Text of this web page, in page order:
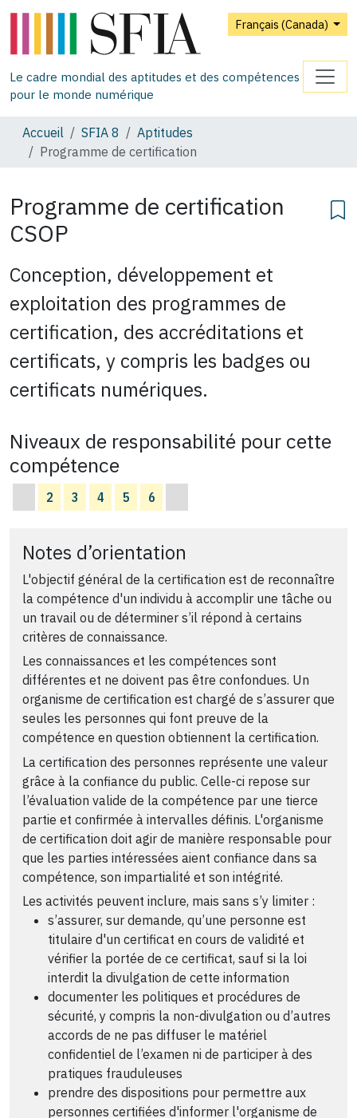
Français (Canada)
Le cadre mondial des aptitudes et des compétences
pour le monde numérique
Accueil SFIA 8
Aptitudes
Programme de certification
Programme de certification
CSOP
Conception, développement et
exploitation des programmes de
certification, des accréditations et
certificats, y compris les badges ou
certificats numériques.
Niveaux de responsabilité pour cette
compétence
2 3 4 5 6
Notes d’orientation
L'objectif général de la certification est de reconnaître
la compétence d'un individu à accomplir une tâche ou
un travail ou de déterminer s’il répond à certains
critères de connaissance.
Les connaissances et les compétences sont
différentes et ne doivent pas être confondues. Un
organisme de certification est chargé de s’assurer que
seules les personnes qui font preuve de la
compétence en question obtiennent la certification.
La certification des personnes représente une valeur
grâce à la confiance du public. Celle-ci repose sur
l’évaluation valide de la compétence par une tierce
partie et confirmée à intervalles définis. L'organisme
de certification doit agir de manière responsable pour
que les parties intéressées aient confiance dans sa
compétence, son impartialité et son intégrité.
Les activités peuvent inclure, mais sans s’y limiter :
s’assurer, sur demande, qu’une personne est
titulaire d'un certificat en cours de validité et
vérifier la portée de ce certificat, sauf si la loi
interdit la divulgation de cette information
documenter les politiques et procédures de
sécurité, y compris la non-divulgation ou d’autres
accords de ne pas diffuser le matériel
confidentiel de l’examen ni de participer à des
pratiques frauduleuses
prendre des dispositions pour permettre aux
personnes certifiées d'informer l'organisme de